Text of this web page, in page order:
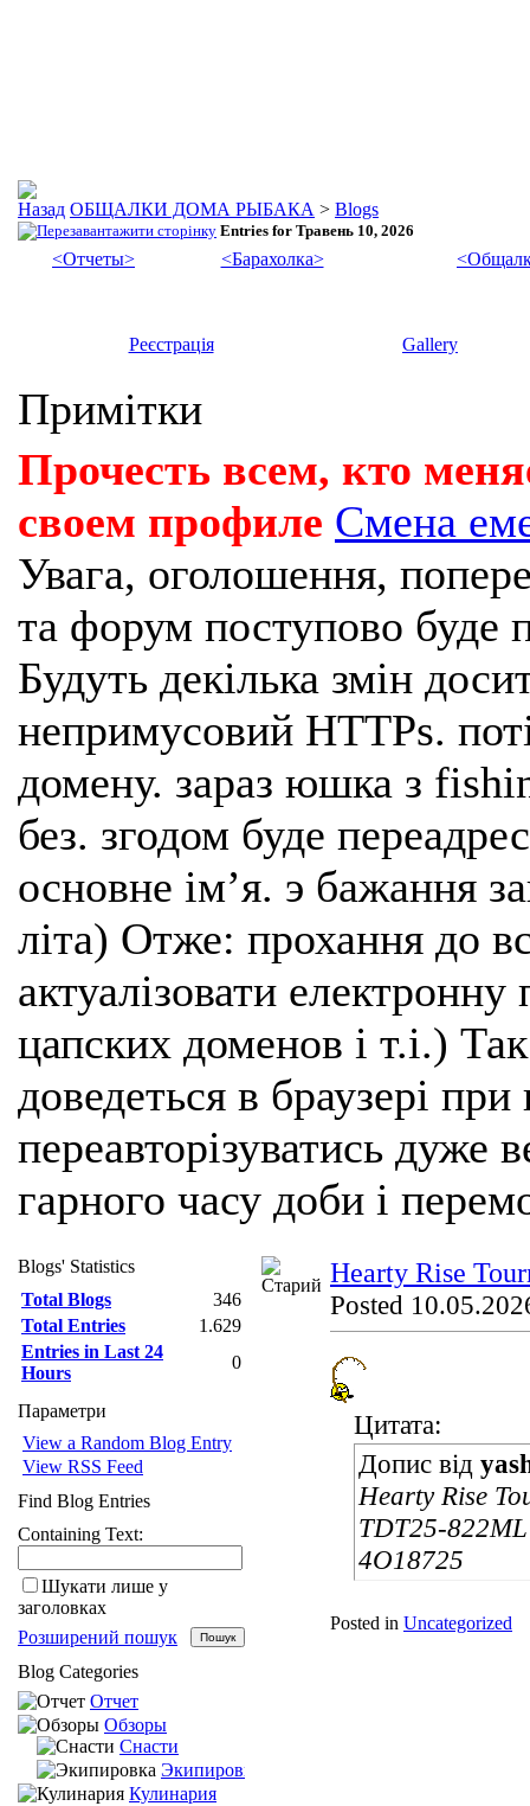
ОБЩАЛКИ ДОМА РЫБАКА > Blogs
Entries for Травень 10, 2026
<Отчеты> <Барахолка>
Реєстрація Gallery
Примітки
Прочесть всем, кто
своем профиле Смена
Увага, оголошення,
та форум поступово буде
Будуть декілька змін
непримусовий HTTPs.
домену. зараз юшка з
без. згодом буде
основне імʼя. э бажання
літа) Отже: прохання до
актуалізовати
цапских доменов і т.і.)
доведеться в браузері
переавторізуватись
гарного часу доби і
Hearty Rise
Posted
Цитата:
Допис від
Hearty Rise
TDT25-
4O18725
Posted in Uncategorized
Blogs' Statistics
Total Blogs
346
Total Entries
1.629
Entries in Last 24
Hours
0
Параметри
View a Random Blog Entry
View RSS Feed
Find Blog Entries
Containing Text:
Шукати лише у
заголовках
Розширений пошук
Blog Categories
Отчет
Обзоры
Снасти
Экипировка
Кулинария